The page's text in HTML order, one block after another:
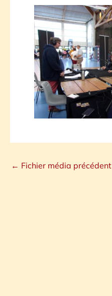
← Fichier média précédent